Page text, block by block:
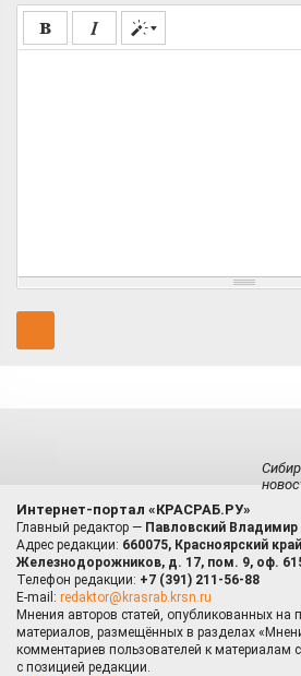
Интернет-портал «КРАСРАБ.РУ»
Главный редактор — Павловский Владимир
Адрес редакции: 660075, Красноярский
Железнодорожников, д. 17, пом. 9, оф.
Телефон редакции: +7 (391) 211-56-88
E-mail: redaktor@krasrab.krsn.ru
Мнения авторов статей, опубликованных на
материалов, размещённых в разделах
комментариев пользователей к материалам
с позицией редакции.